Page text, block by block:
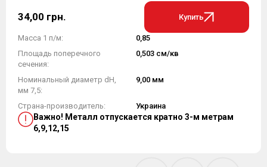
34,00 грн. Купить
Масса 1 п/м:
0,85
Площадь поперечного
сечения:
0,503 см/кв
Номинальный диаметр dH,
мм 7,5:
9,00 мм
Страна-производитель: Украина
Важно! Металл отпускается кратно 3-м метрам
6,9,12,15